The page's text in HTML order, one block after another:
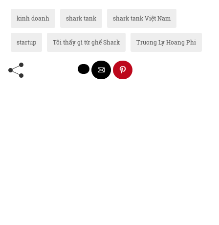
kinh doanh shark tank shark tank Việt Nam
startup Tôi thấy gì từ ghế Shark Truong Ly Hoang Phi